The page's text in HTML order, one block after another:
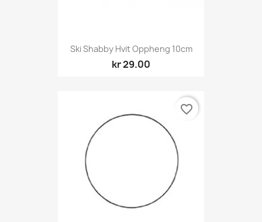
Ski Shabby Hvit Oppheng 10cm
kr 29.00
favorite_border